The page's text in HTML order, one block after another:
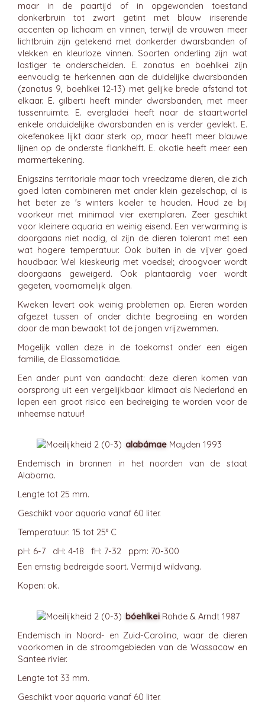
maar in de paartijd of in opgewonden toestand
donkerbruin tot zwart getint met blauw iriserende
accenten op lichaam en vinnen, terwijl de vrouwen meer
lichtbruin zijn getekend met donkerder dwarsbanden of
vlekken en kleurloze vinnen. Soorten onderling zijn wat
lastiger te onderscheiden. E. zonatus en boehlkei zijn
eenvoudig te herkennen aan de duidelijke dwarsbanden
(zonatus 9, boehlkei 12-13) met gelijke brede afstand tot
elkaar. E. gilberti heeft minder dwarsbanden, met meer
tussenruimte. E. evergladei heeft naar de staartwortel
enkele onduidelijke dwarsbanden en is verder gevlekt. E.
okefenokee lijkt daar sterk op, maar heeft meer blauwe
lijnen op de onderste flankhelft. E. okatie heeft meer een
marmertekening.
Enigszins territoriale maar toch vreedzame dieren, die zich
goed laten combineren met ander klein gezelschap, al is
het beter ze 's winters koeler te houden. Houd ze bij
voorkeur met minimaal vier exemplaren. Zeer geschikt
voor kleinere aquaria en weinig eisend. Een verwarming is
doorgaans niet nodig, al zijn de dieren tolerant met een
wat hogere temperatuur. Ook buiten in de vijver goed
houdbaar. Wel kieskeurig met voedsel; droogvoer wordt
doorgaans geweigerd. Ook plantaardig voer wordt
gegeten, voornamelijk algen.
Kweken levert ook weinig problemen op. Eieren worden
afgezet tussen of onder dichte begroeiing en worden
door de man bewaakt tot de jongen vrijzwemmen.
Mogelijk vallen deze in de toekomst onder een eigen
familie, de Elassomatidae.
Een ander punt van aandacht: deze dieren komen van
oorsprong uit een vergelijkbaar klimaat als Nederland en
lopen een groot risico een bedreiging te worden voor de
inheemse natuur!
alabámae Mayden 1993
Endemisch in bronnen in het noorden van de staat
Alabama.
Lengte tot 25 mm.
Geschikt voor aquaria vanaf 60 liter.
Temperatuur: 15 tot 25° C
pH: 6-7 dH: 4-18 fH: 7-32 ppm: 70-300
Een ernstig bedreigde soort. Vermijd wildvang.
Kopen: ok.
bóehlkei Rohde & Arndt 1987
Endemisch in Noord- en Zuid-Carolina, waar de dieren
voorkomen in de stroomgebieden van de Wassacaw en
Santee rivier.
Lengte tot 33 mm.
Geschikt voor aquaria vanaf 60 liter.